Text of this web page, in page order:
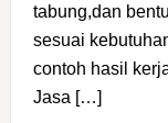
tabung,dan
sesuai
contoh hasil
Jasa […]